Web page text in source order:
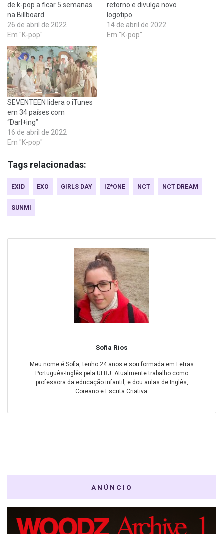
de k-pop a ficar 5 semanas
na Billboard
26 de abril de 2022
Em "K-pop"
retorno e divulga novo
logotipo
14 de abril de 2022
Em "K-pop"
SEVENTEEN lidera o iTunes
em 34 países com
“Darl+ing”
16 de abril de 2022
Em "K-pop"
Tags relacionadas:
EXID EXO GIRLS DAY IZ*ONE NCT NCT DREAM
SUNMI
Sofia Rios
Meu nome é Sofia, tenho 24 anos e sou formada em Letras
Português-Inglês pela UFRJ. Atualmente trabalho como
professora da educação infantil, e dou aulas de Inglês,
Coreano e Escrita Criativa.
ANÚNCIO